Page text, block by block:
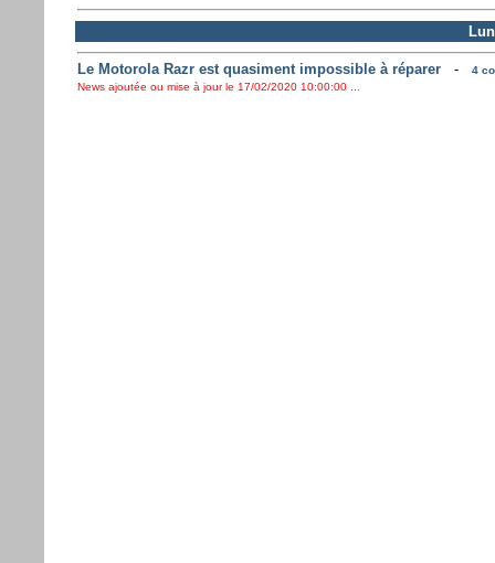
Le Motorola Razr est quasiment impossible à réparer-
4
News ajoutée ou mise à jour le 17/02/2020 10:00:00 ...